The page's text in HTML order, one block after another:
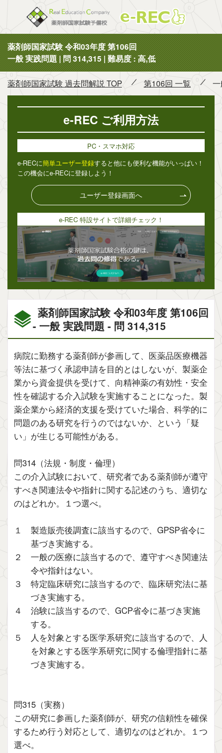
薬剤師国家試験 令和03年度 第106回
一般 実践問題 | 問 314,315 | 難易度 : 高,低
薬剤師国家試験 過去問解説 TOP 第106回 一覧
薬剤師国家試験 令和03年度 第106回
- 一般 実践問題 - 問 314,315
病院に勤務する薬剤師が参画して、医薬品医療機器
等法に基づく承認申請を目的とはしないが、製薬企
業から資金提供を受けて、向精神薬の有効性・安全
性を確認する介入試験を実施することになった。製
薬企業から経済的支援を受けていた場合、科学的に
問題のある研究を行うのではないか、という「疑
い」が生じる可能性がある。
問314（法規・制度・倫理）
この介入試験において、研究者である薬剤師が遵守
すべき関連法令や指針に関する記述のうち、適切な
のはどれか。１つ選べ。
１ 製造販売後調査に該当するので、GPSP省令に
基づき実施する。
２ 一般の医療に該当するので、遵守すべき関連法
令や指針はない。
３ 特定臨床研究に該当するので、臨床研究法に基
づき実施する。
４ 治験に該当するので、GCP省令に基づき実施
する。
５ 人を対象とする医学系研究に該当するので、人
を対象とする医学系研究に関する倫理指針に基
づき実施する。
問315（実務）
この研究に参画した薬剤師が、研究の信頼性を確保
するため行う対応として、適切なのはどれか。１つ
選べ。
e-REC ご利用方法
PC・スマホ対応
e-RECに簡単ユーザー登録すると他にも便利な機能がいっぱい！
この機会にe-RECに登録しよう！
ユーザー登録画面へ
e-REC 特設サイトで詳細チェック！